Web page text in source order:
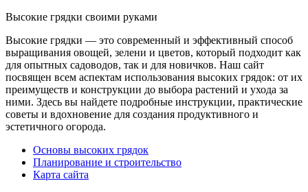
Высокие грядки своими руками
Высокие грядки — это современный и эффективный способ
выращивания овощей, зелени и цветов, который подходит как
для опытных садоводов, так и для новичков. Наш сайт
посвящен всем аспектам использования высоких грядок: от их
преимуществ и конструкции до выбора растений и ухода за
ними. Здесь вы найдете подробные инструкции, практические
советы и вдохновение для создания продуктивного и
эстетичного огорода.
Основы высоких грядок
Планирование и строительство
Карта сайта